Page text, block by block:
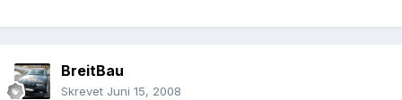
BreitBau
Skrevet Juni 15, 2008